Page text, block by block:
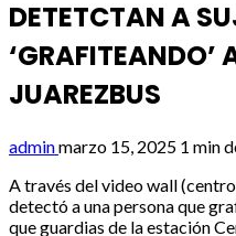
DETETCTAN A
‘GRAFITEANDO’
JUAREZBUS
adminmarzo 15, 2025 1 min
A través del video wall
detectó a una persona que
que guardias de la estación